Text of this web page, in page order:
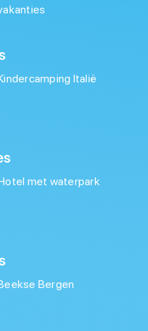
Italië
met waterpark
Bergen